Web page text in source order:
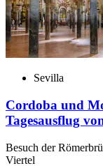
Sevilla
Cordoba und
Tagesausflug
Besuch der
Viertel